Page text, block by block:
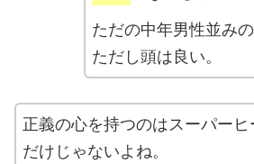
ただの中年男性並み
ただし頭は良い。
正義の心を持つのはスーパーヒ
だけじゃないよね。